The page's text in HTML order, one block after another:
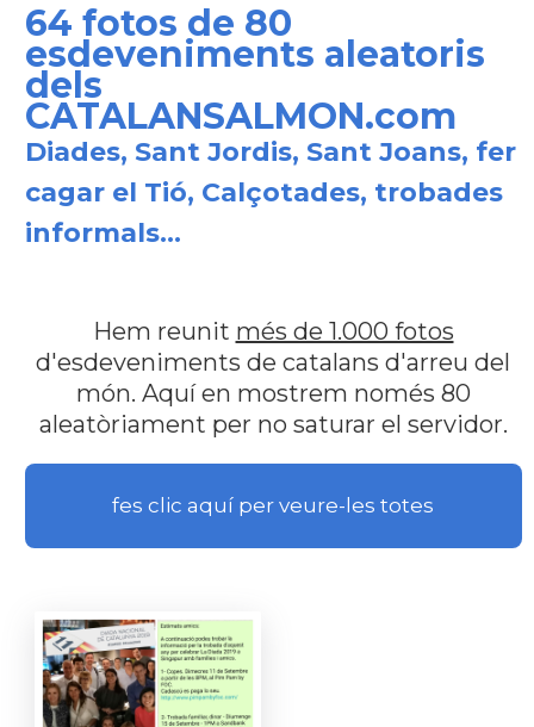
64 fotos de 80
esdeveniments aleatoris
dels
CATALANSALMON.com
Diades, Sant Jordis, Sant Joans, fer
cagar el Tió, Calçotades, trobades
informals...
Hem reunit més de 1.000 fotos
d'esdeveniments de catalans d'arreu del
món. Aquí en mostrem només 80
aleatòriament per no saturar el servidor.
fes clic aquí per veure-les totes